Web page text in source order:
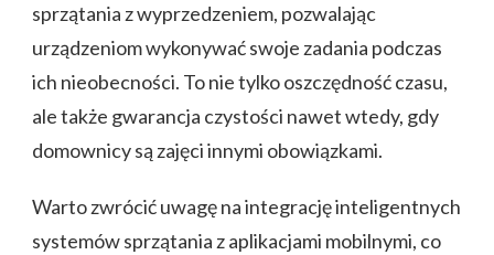
sprzątania z wyprzedzeniem, pozwalając
urządzeniom wykonywać swoje zadania podczas
ich nieobecności. To nie tylko oszczędność czasu,
ale także gwarancja czystości nawet wtedy, gdy
domownicy są zajęci innymi obowiązkami.
Warto zwrócić uwagę na integrację inteligentnych
systemów sprzątania z aplikacjami mobilnymi, co